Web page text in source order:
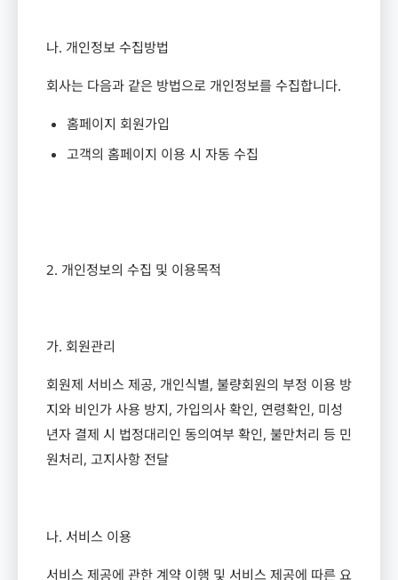
나. 개인정보 수집방법
회사는 다음과 같은 방법으로 개인정보를 수집합니다.
홈페이지 회원가입
고객의 홈페이지 이용 시 자동 수집
2. 개인정보의 수집 및 이용목적
가. 회원관리
회원제 서비스 제공, 개인식별, 불량회원의 부정 이용 방
지와 비인가 사용 방지, 가입의사 확인, 연령확인, 미성
년자 결제 시 법정대리인 동의여부 확인, 불만처리 등 민
원처리, 고지사항 전달
나. 서비스 이용
서비스 제공에 관한 계약 이행 및 서비스 제공에 따른 요